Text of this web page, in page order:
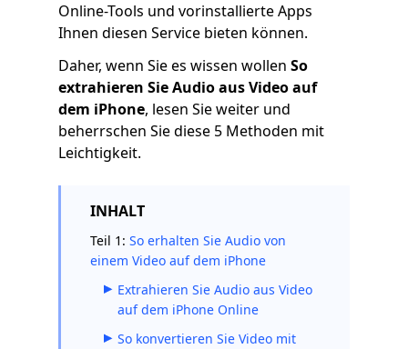
Online-Tools und vorinstallierte Apps
Ihnen diesen Service bieten können.
Daher, wenn Sie es wissen wollen So
extrahieren Sie Audio aus Video auf
dem iPhone, lesen Sie weiter und
beherrschen Sie diese 5 Methoden mit
Leichtigkeit.
INHALT
Teil 1: So erhalten Sie Audio von
einem Video auf dem iPhone
Extrahieren Sie Audio aus Video
auf dem iPhone Online
So konvertieren Sie Video mit